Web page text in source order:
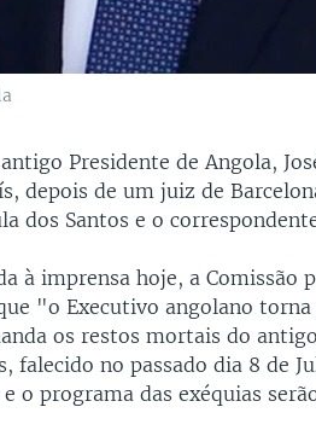
Presidente de Angola,
depois de um juiz de
dos Santos e o
à imprensa hoje, a Comissão
"o Executivo angolano
os restos mortais do
falecido no passado dia 8 de
o programa das exéquias